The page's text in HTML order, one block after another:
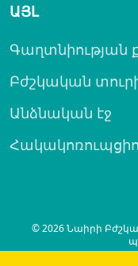
ԱՅԼ
Գաղտնիության
Բժշկական
Անձնական էջ
© 2026 Նաիրի